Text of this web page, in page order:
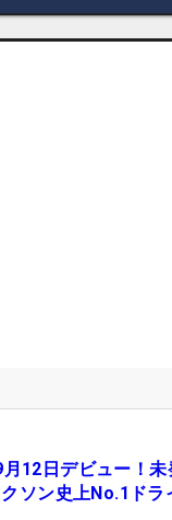
12日デビュー！
ソン史上No.1ドラ